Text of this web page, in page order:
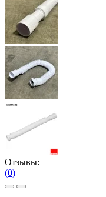
Отзывы:
(0)